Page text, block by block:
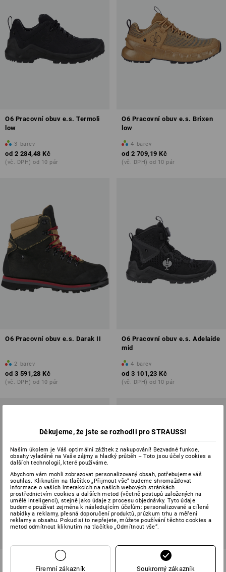
O6 Pracovní obuv e.s. Termoli
low
3 barev
od 2 284,48 Kč
(vč. DPH) od 10 pár
O6 Pracovní obuv e.s. Brixen
low
4 barev
od 2 709,19 Kč
(vč. DPH) od 10 pár
O6 Pracovní obuv e.s. Darak II
2 barev
od 3 591,28 Kč
(vč. DPH) od 10 pár
O6 Pracovní obuv e.s. Adelaide
mid
4 barev
od 3 101,23 Kč
(vč. DPH) od 10 pár
O6 Pracovní obuv e.s. Termoli
O6 Pracovní obuv e.s. Brixen
Děkujeme, že jste se rozhodli pro STRAUSS!
Naším úkolem je Váš optimální zážitek z nakupování! Bezvadné funkce,
obsahy vyladěné na Vaše zájmy a hladký průběh – Toto jsou účely cookies a
dalších technologií, které používáme.
Abychom vám mohli zobrazovat personalizovaný obsah, potřebujeme váš
souhlas. Kliknutím na tlačítko „Přijmout vše“ budeme shromažďovat
informace o vašich interakcích na našich webových stránkách
prostřednictvím cookies a dalších metod (včetně postupů založených na
umělé inteligenci), stejně jako údaje z procesu objednávky. Tyto údaje
budeme používat zejména k následujícím účelům: personalizované a cílené
nabídky a reklamy, přesná doporučení produktů, průzkum trhu a měření
reklamy a obsahu. Pokud si to nepřejete, můžete používání těchto cookies a
metod odmítnout kliknutím na tlačítko „Odmítnout vše“.
Firemní zákazník Soukromý zákazník